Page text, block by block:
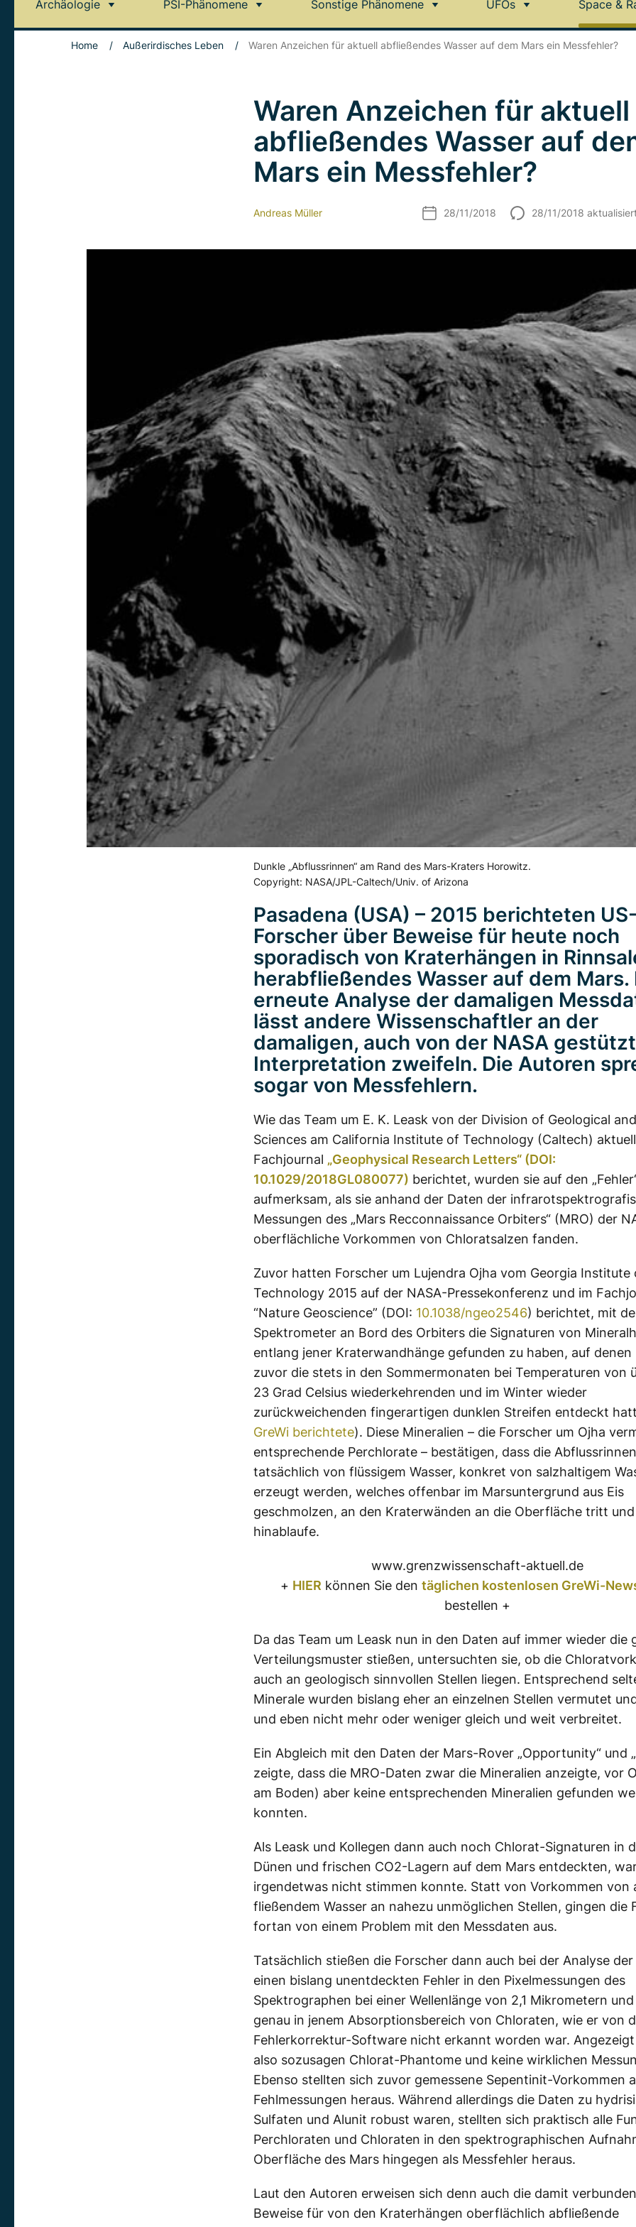
Archäologie PSI-Phänomene Sonstige Phänomene UFOs Space &
Home / Außerirdisches Leben / Waren Anzeichen für aktuell abfließendes Wasser auf dem Mars ein Messfehler?
Waren Anzeichen für aktuell
abfließendes Wasser auf
Mars ein Messfehler?
Andreas Müller 28/11/2018 28/11/2018
Dunkle „Abflussrinnen“ am Rand des Mars-Kraters Horowitz.
Copyright: NASA/JPL-Caltech/Univ. of Arizona
Pasadena (USA) – 2015 berichteten
Forscher über Beweise für heute noch
sporadisch von Kraterhängen in
herabfließendes Wasser auf dem Mars.
erneute Analyse der damaligen
lässt andere Wissenschaftler an der
damaligen, auch von der NASA
Interpretation zweifeln. Die Autoren
sogar von Messfehlern.
Wie das Team um E. K. Leask von der Division of Geological
Sciences am California Institute of Technology (Caltech)
Fachjournal „Geophysical Research Letters“ (DOI:
10.1029/2018GL080077) berichtet, wurden sie auf den
aufmerksam, als sie anhand der Daten der
Messungen des „Mars Recconnaissance Orbiters“ (MRO) der
oberflächliche Vorkommen von Chloratsalzen fanden.
Zuvor hatten Forscher um Lujendra Ojha vom Georgia Institute
Technology 2015 auf der NASA-Pressekonferenz und im
“Nature Geoscience” (DOI: 10.1038/ngeo2546) berichtet, mit
Spektrometer an Bord des Orbiters die Signaturen von
entlang jener Kraterwandhänge gefunden zu haben, auf denen
zuvor die stets in den Sommermonaten bei Temperaturen von
23 Grad Celsius wiederkehrenden und im Winter wieder
zurückweichenden fingerartigen dunklen Streifen entdeckt
GreWi berichtete). Diese Mineralien – die Forscher um Ojha
entsprechende Perchlorate – bestätigen, dass die Abflussrinnen
tatsächlich von flüssigem Wasser, konkret von salzhaltigem
erzeugt werden, welches offenbar im Marsuntergrund aus Eis
geschmolzen, an den Kraterwänden an die Oberfläche tritt
hinablaufe.
www.grenzwissenschaft-aktuell.de
+ HIER können Sie den täglichen kostenlosen GreWi-
bestellen +
Da das Team um Leask nun in den Daten auf immer wieder die
Verteilungsmuster stießen, untersuchten sie, ob die
auch an geologisch sinnvollen Stellen liegen. Entsprechend
Minerale wurden bislang eher an einzelnen Stellen vermutet
und eben nicht mehr oder weniger gleich und weit verbreitet.
Ein Abgleich mit den Daten der Mars-Rover „Opportunity“ und
zeigte, dass die MRO-Daten zwar die Mineralien anzeigte, vor
am Boden) aber keine entsprechenden Mineralien gefunden
konnten.
Als Leask und Kollegen dann auch noch Chlorat-Signaturen in
Dünen und frischen CO2-Lagern auf dem Mars entdeckten,
irgendetwas nicht stimmen konnte. Statt von Vorkommen von
fließendem Wasser an nahezu unmöglichen Stellen, gingen die
fortan von einem Problem mit den Messdaten aus.
Tatsächlich stießen die Forscher dann auch bei der Analyse
einen bislang unentdeckten Fehler in den Pixelmessungen des
Spektrographen bei einer Wellenlänge von 2,1 Mikrometern
genau in jenem Absorptionsbereich von Chloraten, wie er von
Fehlerkorrektur-Software nicht erkannt worden war.
also sozusagen Chlorat-Phantome und keine wirklichen
Ebenso stellten sich zuvor gemessene Sepentinit-Vorkommen
Fehlmessungen heraus. Während allerdings die Daten zu
Sulfaten und Alunit robust waren, stellten sich praktisch alle
Perchloraten und Chloraten in den spektrographischen
Oberfläche des Mars hingegen als Messfehler heraus.
Laut den Autoren erweisen sich denn auch die damit
Beweise für von den Kraterhängen oberflächlich abfließende